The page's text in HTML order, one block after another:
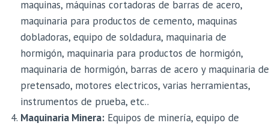
maquinas, máquinas cortadoras de barras de acero,
maquinaria para productos de cemento, maquinas
dobladoras, equipo de soldadura, maquinaria de
hormigón, maquinaria para productos de hormigón,
maquinaria de hormigón, barras de acero y maquinaria de
pretensado, motores electricos, varias herramientas,
instrumentos de prueba, etc..
Maquinaria Minera: Equipos de minería, equipo de